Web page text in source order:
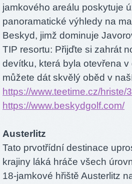
jamkového areálu poskytuje
panoramatické výhledy na
Beskyd, jimž dominuje
TIP resortu: Přijďte si zahrát
devítku, která byla otevřena
můžete dát skvělý oběd v
https://www.teetime.cz/hriste/
https://www.beskydgolf.com/
Austerlitz
Tato prvotřídní destinace
krajiny láká hráče všech
18-jamkové hřiště Austerlitz